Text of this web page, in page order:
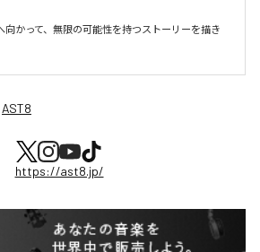
向かって、無限の可能性を持つストーリーを描き
AST8
https://ast8.jp/